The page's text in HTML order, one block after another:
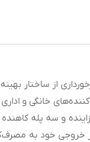
از ساختار
خانگی و اداری
و سه پله
در خروجی خود به